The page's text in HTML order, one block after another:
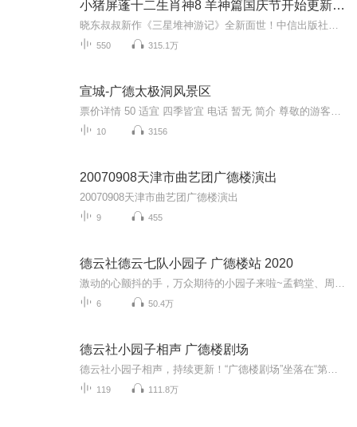
小猪屏蓬十二生肖神8 羊神篇国庆节开始更新啦！
550 315.1万
宣城-广德太极洞风景区
10 3156
20070908天津市曲艺团广德楼演出
20070908天津市曲艺团广德楼演出
9 455
德云社德云七队小园子 广德楼站 2020
6 50.4万
德云社小园子相声 广德楼剧场
119 111.8万